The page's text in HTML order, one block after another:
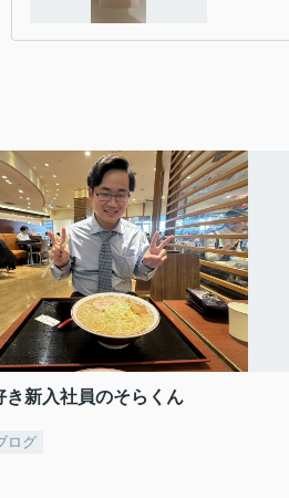
き新入社員のそらくん
ログ